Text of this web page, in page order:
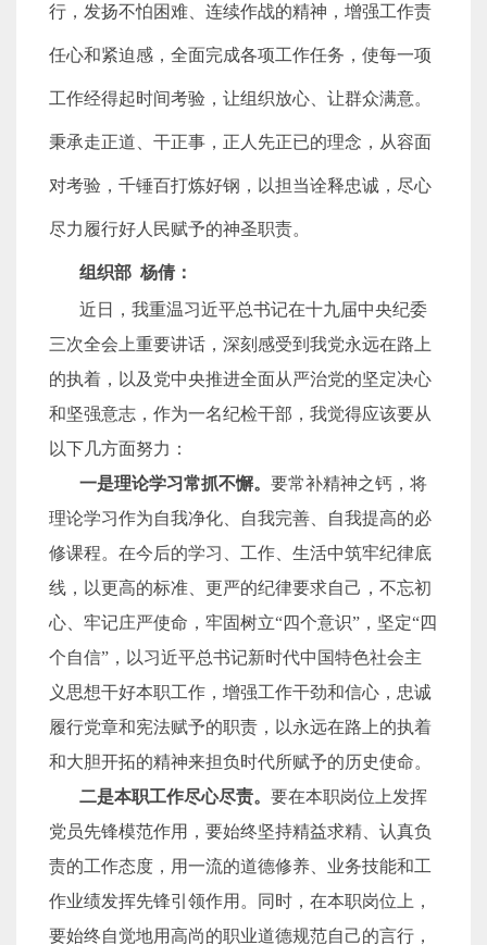
行，发扬不怕困难、连续作战的精神，增强工作责
任心和紧迫感，全面完成各项工作任务，使每一项
工作经得起时间考验，让组织放心、让群众满意。
秉承走正道、干正事，正人先正已的理念，从容面
对考验，千锤百打炼好钢，以担当诠释忠诚，尽心
尽力履行好人民赋予的神圣职责。
组织部 杨倩：
近日，我重温习近平总书记在十九届中央纪委
三次全会上重要讲话，深刻感受到我党永远在路上
的执着，以及党中央推进全面从严治党的坚定决心
和坚强意志，作为一名纪检干部，我觉得应该要从
以下几方面努力：
一是理论学习常抓不懈。 要常补精神之钙，将
理论学习作为自我净化、自我完善、自我提高的必
修课程。在今后的学习、工作、生活中筑牢纪律底
线，以更高的标准、更严的纪律要求自己，不忘初
心、牢记庄严使命，牢固树立“四个意识”，坚定“四
个自信”，以习近平总书记新时代中国特色社会主
义思想干好本职工作，增强工作干劲和信心，忠诚
履行党章和宪法赋予的职责，以永远在路上的执着
和大胆开拓的精神来担负时代所赋予的历史使命。
二是本职工作尽心尽责。 要在本职岗位上发挥
党员先锋模范作用，要始终坚持精益求精、认真负
责的工作态度，用一流的道德修养、业务技能和工
作业绩发挥先锋引领作用。同时，在本职岗位上，
要始终自觉地用高尚的职业道德规范自己的言行，